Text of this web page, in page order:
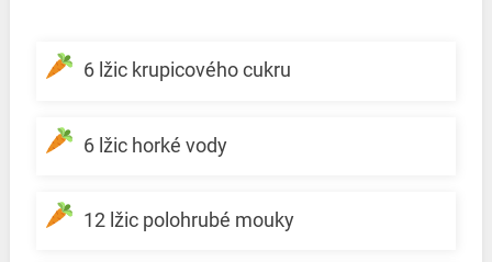
6 lžic krupicového cukru
6 lžic horké vody
12 lžic polohrubé mouky